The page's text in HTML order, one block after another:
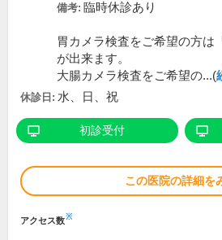
備考: 臨時休診あり
胃カメラ検査をご希望の方は
が出来ます。
大腸カメラ検査をご希望の...(
休診日: 水、日、祝
初診受付
この医院の詳細を
アクセス数※